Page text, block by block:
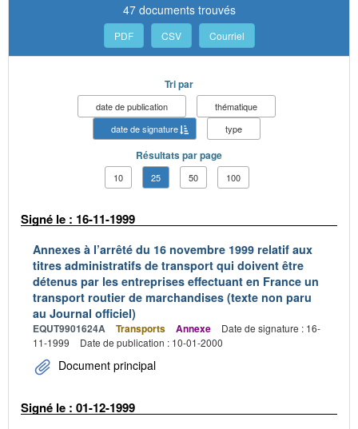
47 documents trouvés
PDF CSV Courriel
Tri par
date de publication
thématique
date de signature
type
Résultats par page
10 25 50 100
Signé le : 16-11-1999
Annexes à l’arrêté du 16 novembre 1999 relatif aux
titres administratifs de transport qui doivent être
détenus par les entreprises effectuant en France un
transport routier de marchandises (texte non paru
au Journal officiel)
EQUT9901624A Transports Annexe
Date de signature : 16-
11-1999
Date de publication : 10-01-2000
Document principal
Signé le : 01-12-1999